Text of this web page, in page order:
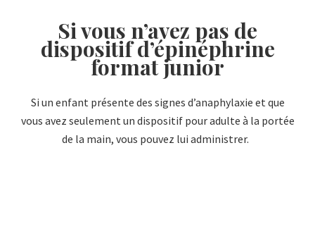
Si vous n’avez pas de
dispositif d’épinéphrine
format junior
Si un enfant présente des signes d’anaphylaxie et que
vous avez seulement un dispositif pour adulte à la portée
de la main, vous pouvez lui administrer.